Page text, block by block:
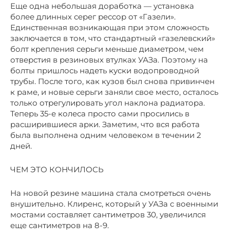
Еще одна небольшая доработка — установка
более длинных серег рессор от «Газели».
Единственная возникающая при этом сложность
заключается в том, что стандартный «газелевский»
болт крепления серьги меньше диаметром, чем
отверстия в резиновых втулках УАЗа. Поэтому на
болты пришлось надеть куски водопроводной
трубы. После того, как кузов был снова привинчен
к раме, и новые серьги заняли свое место, осталось
только отрегулировать угол наклона радиатора.
Теперь 35-е колеса просто сами просились в
расширившиеся арки. Заметим, что вся работа
была выполнена одним человеком в течении 2
дней.
ЧЕМ ЭТО КОНЧИЛОСЬ
На новой резине машина стала смотреться очень
внушительно. Клиренс, который у УАЗа с военными
мостами составляет сантиметров 30, увеличился
еще сантиметров на 8-9.